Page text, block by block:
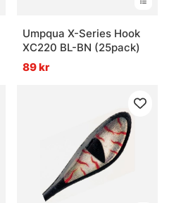
Umpqua X-Series Hook
XC220 BL-BN (25pack)
89 kr